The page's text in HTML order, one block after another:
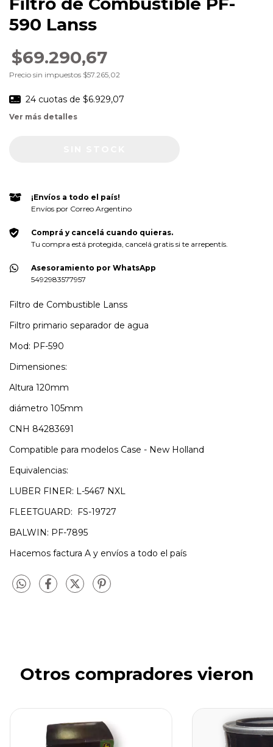
590 Lanss
$69.290,67
Precio sin impuestos $57.265,02
24 cuotas de $6.929,07
Ver más detalles
¡Envíos a todo el país!
Envíos por Correo Argentino
Comprá y cancelá cuando quieras.
Tu compra está protegida, cancelá gratis si te arrepentís.
Asesoramiento por WhatsApp
5492983577957
Filtro de Combustible Lanss
Filtro primario separador de agua
Mod: PF-590
Dimensiones:
Altura 120mm
diámetro 105mm
CNH 84283691
Compatible para modelos Case - New Holland
Equivalencias:
LUBER FINER: L-5467 NXL
FLEETGUARD: FS-19727
BALWIN: PF-7895
Hacemos factura A y envíos a todo el país
Otros compradores vieron